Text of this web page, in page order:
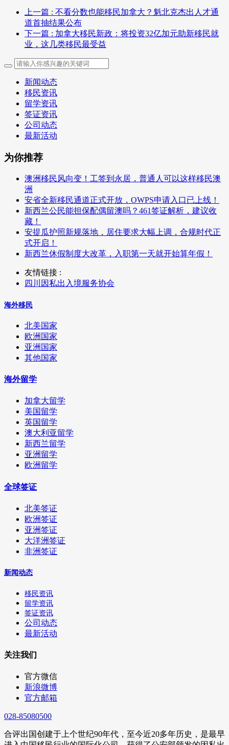
上一篇 : 不看分数也能移民加拿大？魁北克杰出人才通
道首抽结果公布
下一篇 : 加拿大移民新政：将投资32亿加元助新移民就
业，这几类移民最受益
新闻动态
移民资讯
留学资讯
签证资讯
公司动态
最新活动
为你推荐
澳洲移民风向变！工签到永居，普通人可以这样移民澳
洲
安省全新移民通道正式开放，OWPS申请入口已上线！
新西兰公民能担保配偶留澳吗？461签证解析，建议收
藏！
安提瓜护照新规落地，居住要求大幅上调，合规时代正
式开启！
新西兰休假制度大改革，入职第一天就开始算年假！
友情链接 :
四川因私出入境服务协会
海外移民
北美国家
欧洲国家
亚洲国家
其他国家
海外留学
加拿大留学
美国留学
英国留学
澳大利亚留学
新西兰留学
亚洲留学
欧洲留学
全球签证
北美签证
欧洲签证
亚洲签证
大洋洲签证
非洲签证
新闻动态
移民资讯
留学资讯
签证资讯
公司动态
最新活动
关注我们
官方微信
新浪微博
官方邮箱
028-85080500
合评出国创建于上个世纪90年代，至今近20多年历史，是最早